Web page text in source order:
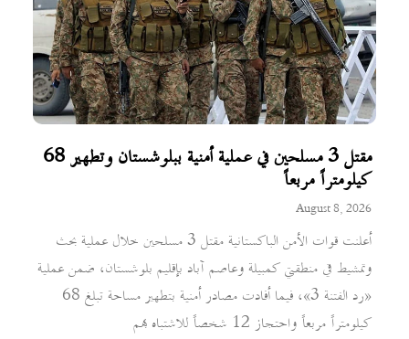
مقتل 3 مسلحين في عملية أمنية ببلوشستان وتطهير 68
كيلومتراً مربعاً
August 8, 2026
أعلنت قوات الأمن الباكستانية مقتل 3 مسلحين خلال عملية بحث
وتمشيط في منطقتي كمبيلة وعاصم آباد بإقليم بلوشستان، ضمن عملية
«رد الفتنة 3»، فيما أفادت مصادر أمنية بتطهير مساحة تبلغ 68
كيلومتراً مربعاً واحتجاز 12 شخصاً للاشتباه بهم